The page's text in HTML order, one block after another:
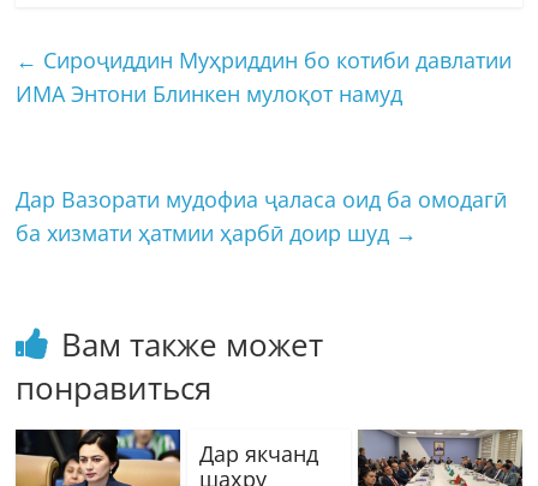
← Сироҷиддин Муҳриддин бо котиби давлатии
ИМА Энтони Блинкен мулоқот намуд
Дар Вазорати мудофиа ҷаласа оид ба омодагӣ
ба хизмати ҳатмии ҳарбӣ доир шуд →
Вам также может
понравиться
Дар якчанд
шаҳру